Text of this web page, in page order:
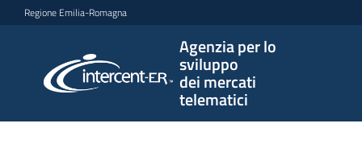
Vai al contenuto
Vai alla navigazione
Vai al footer
Regione Emilia-Romagna
Agenzia per lo
sviluppo
dei mercati
telematici
per lo
sviluppo